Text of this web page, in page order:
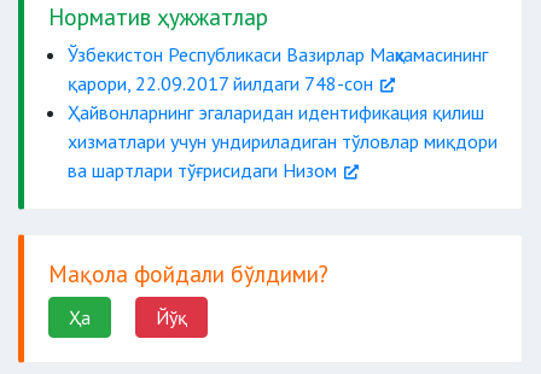
Норматив ҳужжатлар
Ўзбекистон Республикаси Вазирлар Маҳкамасининг
қарори, 22.09.2017 йилдаги 748-сон
Ҳайвонларнинг эгаларидан идентификация қилиш
хизматлари учун ундириладиган тўловлар миқдори
ва шартлари тўғрисидаги Низом
Мақола фойдали бўлдими?
Ҳа Йўқ